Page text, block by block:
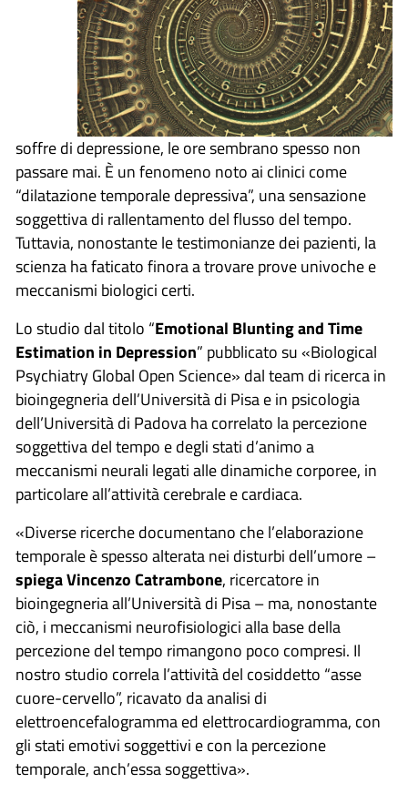
soffre di depressione, le ore sembrano spesso non
passare mai. È un fenomeno noto ai clinici come
“dilatazione temporale depressiva”, una sensazione
soggettiva di rallentamento del flusso del tempo.
Tuttavia, nonostante le testimonianze dei pazienti, la
scienza ha faticato finora a trovare prove univoche e
meccanismi biologici certi.
Lo studio dal titolo “Emotional Blunting and Time
Estimation in Depression” pubblicato su «Biological
Psychiatry Global Open Science» dal team di ricerca in
bioingegneria dell’Università di Pisa e in psicologia
dell’Università di Padova ha correlato la percezione
soggettiva del tempo e degli stati d’animo a
meccanismi neurali legati alle dinamiche corporee, in
particolare all’attività cerebrale e cardiaca.
«Diverse ricerche documentano che l’elaborazione
temporale è spesso alterata nei disturbi dell’umore –
spiega Vincenzo Catrambone, ricercatore in
bioingegneria all’Università di Pisa – ma, nonostante
ciò, i meccanismi neurofisiologici alla base della
percezione del tempo rimangono poco compresi. Il
nostro studio correla l’attività del cosiddetto “asse
cuore-cervello”, ricavato da analisi di
elettroencefalogramma ed elettrocardiogramma, con
gli stati emotivi soggettivi e con la percezione
temporale, anch’essa soggettiva».